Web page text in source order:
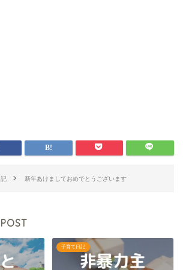
新年あけましておめでとうございます
子育て日記